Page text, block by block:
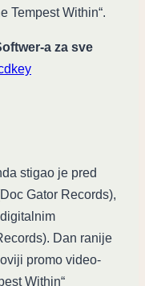
Tempest Within“.
a za sve
stigao je pred
Gator Records),
Dan ranije
promo video-
Within“